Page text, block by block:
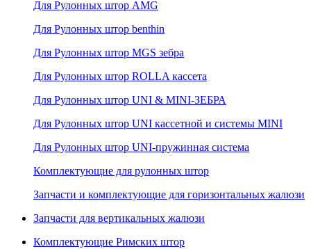
Для Рулонных штор AMG
Для Рулонных штор benthin
Для Рулонных штор MGS зебра
Для Рулонных штор ROLLA кассета
Для Рулонных штор UNI & MINI-ЗЕБРА
Для Рулонных штор UNI кассетной и системы MINI
Для Рулонных штор UNI-пружинная система
Комплектующие для рулонных штор
Запчасти и комплектующие для горизонтальных жалюзи
Запчасти для вертикальных жалюзи
Комплектующие Римских штор